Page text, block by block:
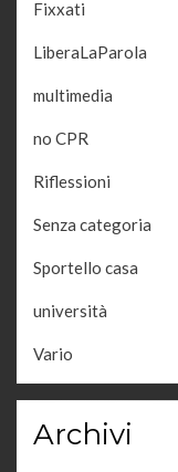
Fixxati
LiberaLaParola
multimedia
no CPR
Riflessioni
Senza categoria
Sportello casa
università
Vario
Archivi